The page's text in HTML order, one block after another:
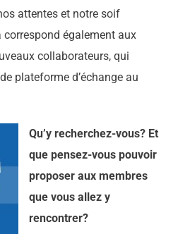
attentes et notre soif
correspond également aux
collaborateurs, qui
plateforme d’échange au
Qu’y recherchez-vous? Et
que pensez-vous pouvoir
proposer aux membres
que vous allez y
rencontrer?